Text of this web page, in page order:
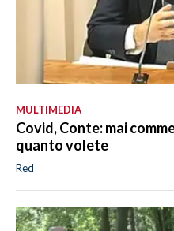
MULTIMEDIA
Covid, Conte: mai
quanto volete
Red